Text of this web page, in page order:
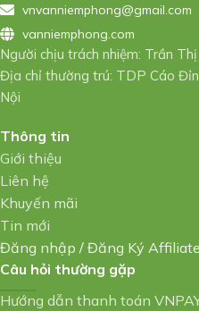
vnvanniemphong@gmail.com
vanniemphong.com
Người chịu trách nhiệm: Trần
Địa chỉ thường trú: TDP Cáo
Nội
Thông tin
Giới thiệu
Liên hệ
Khuyến mãi
Tin mới
Đăng nhập / Đăng Ký Affiliate
Câu hỏi thường gặp
Hướng dẫn thanh toán